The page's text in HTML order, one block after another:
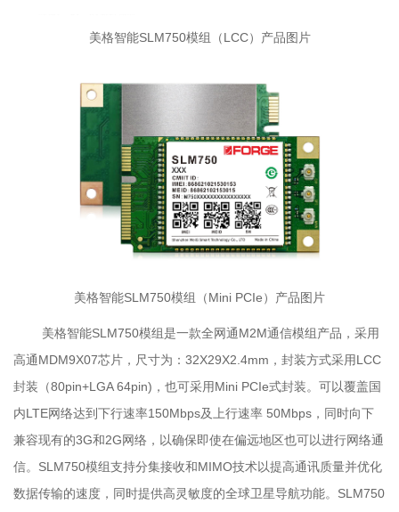
美格智能SLM750模组（LCC）产品图片
美格智能SLM750模组（Mini PCIe）产品图片
美格智能SLM750模组是一款全网通M2M通信模组产品，采用
高通MDM9X07芯片，尺寸为：32X29X2.4mm，封装方式采用LCC
封装（80pin+LGA 64pin)，也可采用Mini PCIe式封装。可以覆盖国
内LTE网络达到下行速率150Mbps及上行速率 50Mbps，同时向下
兼容现有的3G和2G网络，以确保即使在偏远地区也可以进行网络通
信。SLM750模组支持分集接收和MIMO技术以提高通讯质量并优化
数据传输的速度，同时提供高灵敏度的全球卫星导航功能。SLM750